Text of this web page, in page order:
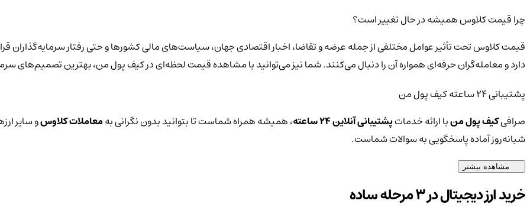
چرا قیمت کلاوس همیشه در حال تغییر است؟
قیمت کلاوس تحت تأثیر عوامل مختلفی از جمله عرضه و تقاضا، اخبار اقتصادی جهان، سیاست‌های مالی کشورها و حتی رفتار سرمایه‌گذاران
دارد و معامله‌گران حرفه‌ای همواره آن را دنبال می‌کنند. شما نیز می‌توانید با مشاهده قیمت لحظه‌ای در کیف پول من، بهترین تصمیم‌های
پشتیبانی ۲۴ ساعته کیف پول من
صرافیکیف پول منبا ارائه خدماتپشتیبانی آنلاین ۲۴ ساعته ، همیشه همراه شماست تا بتوانید بدون نگرانی بهمعاملات کلاوسو سایر
شبانه‌روز آماده پاسخگویی به سوالات شماست.
مشاهده بیشتر
خرید ارز دیجیتال در 3 مرحله ساده